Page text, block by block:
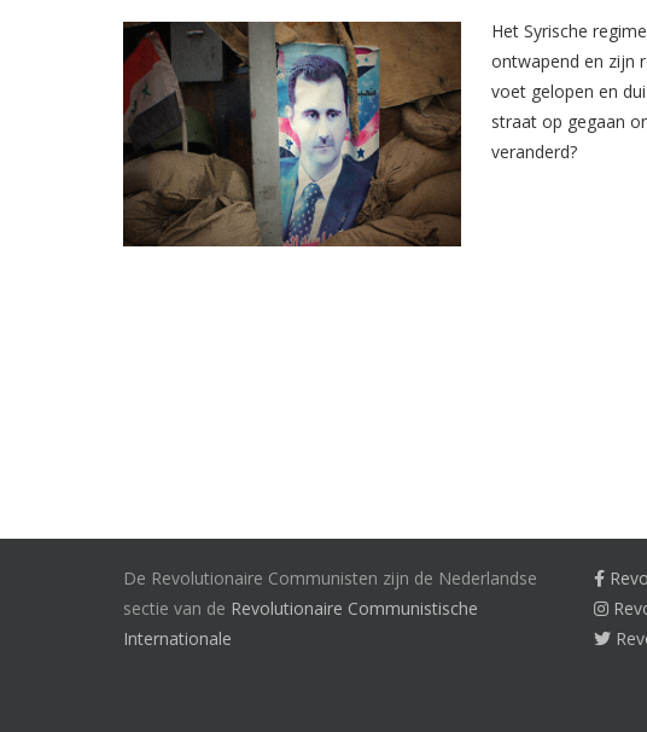
Het Syrische
ontwapend en zijn
voet gelopen en
straat op gegaan
veranderd?
De Revolutionaire Communisten zijn de Nederlandse
sectie van de Revolutionaire Communistische
Internationale